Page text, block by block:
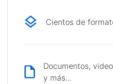
Cientos de
Documentos,
y más...